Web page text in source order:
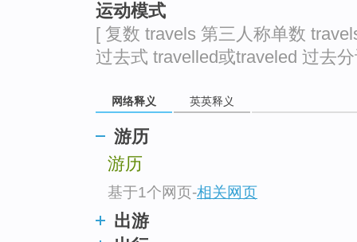
运动模式
[ 复数 travels 第三人称单数
过去式 travelled或traveled 过去
网络释义 英英释义
游历
游历
基于1个网页-相关网页
出游